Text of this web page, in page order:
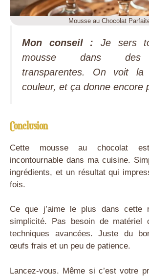
Mousse au Chocolat
Mon conseil : Je sers
mousse dans des
transparentes. On voit
couleur, et ça donne encore
Conclusion
Cette mousse au chocolat
incontournable dans ma cuisine.
ingrédients, et un résultat qui
fois.
Ce que j’aime le plus dans cette
simplicité. Pas besoin de matériel
techniques avancées. Juste du
œufs frais et un peu de patience.
Lancez-vous. Même si c’est votre